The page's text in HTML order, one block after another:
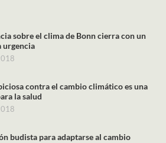
sobre el clima de Bonn cierra con un
urgencia
contra el cambio climático es una
la salud
budista para adaptarse al cambio